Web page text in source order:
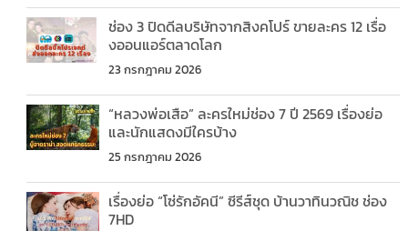
ช่อง 3 ปิดดีลบริษัทจากสิงคโปร์ ขายละคร 12 เรื่อ
งออนแอร์ตลาดโลก
23 กรกฎาคม 2026
“หลวงพ่อเสือ” ละครใหม่ช่อง 7 ปี 2569 เรื่องย่อ
และนักแสดงมีใครบ้าง
25 กรกฎาคม 2026
เรื่องย่อ “โซ่รักอัคนี” ซีรีส์ชุด บ้านวาทินวณิช ช่อง
7HD